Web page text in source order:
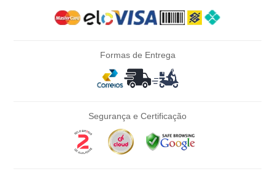
Formas de Entrega
Segurança e Certificação